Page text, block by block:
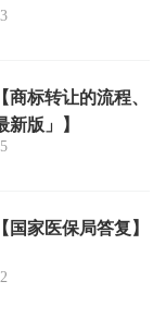
标转让的流程、
新版」】
家医保局答复】